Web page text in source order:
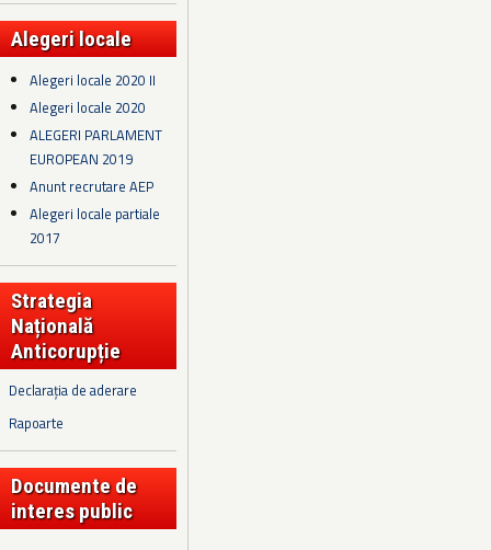
Alegeri locale
Alegeri locale 2020 II
Alegeri locale 2020
ALEGERI PARLAMENT
EUROPEAN 2019
Anunt recrutare AEP
Alegeri locale partiale
2017
Strategia
Națională
Anticorupție
Declarația de aderare
Rapoarte
Documente de
interes public